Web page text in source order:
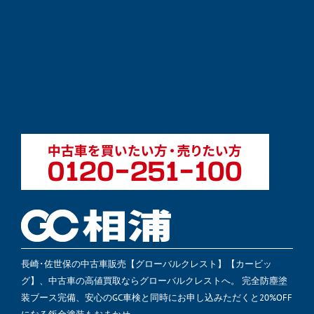
長崎･佐世保の中古車販売【グローバルクレスト】【カービッ
グ】、中古車の高値買取ならグローバルクレストへ。 完全防塵塗
装ブース完備、安心のGC車検と同時にお申し込みただくと20%OFF